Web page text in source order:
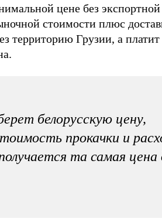
цене без
стоимости плюс
территорию Грузии, а платит
белорусскую цену,
прокачки и
та самая цена